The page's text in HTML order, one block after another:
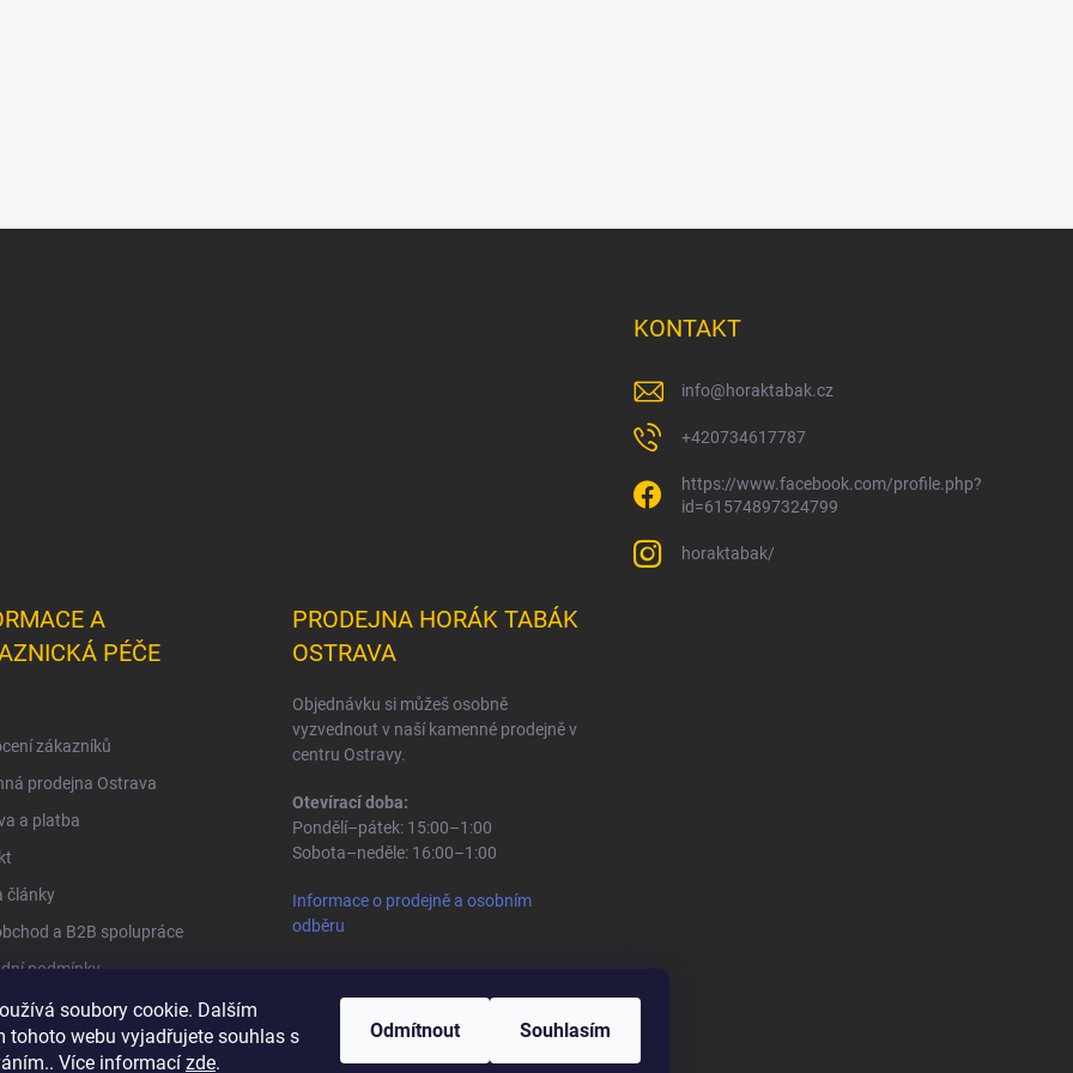
soubory cookie. Dalším
tohoto webu vyjadřujete souhlas s
Více informací zde.
Odmítnout Souhlasím
KONTAKT
info@horaktabak.cz
+420734617787
https://www.facebook.com/profile.php?
id=61574897324799
horaktabak/
A
PÉČE
zákazníků
prodejna Ostrava
a platba
články
a B2B spolupráce
podmínky
osobních údajů
PRODEJNA HORÁK TABÁK
OSTRAVA
Objednávku si můžeš osobně
vyzvednout v naší kamenné prodejně v
centru Ostravy.
Otevírací doba:
Pondělí–pátek: 15:00–1:00
Sobota–neděle: 16:00–1:00
Informace o prodejně a osobním
odběru